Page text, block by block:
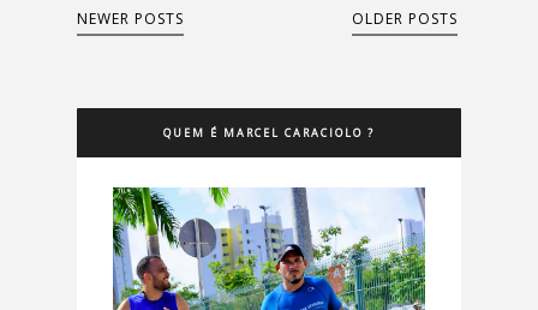
NEWER POSTS OLDER POSTS
QUEM É MARCEL CARACIOLO ?